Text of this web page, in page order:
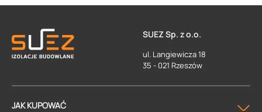
SUEZ Sp. z o.o.
ul. Langiewicza 18
35 - 021 Rzeszów
JAK KUPOWAĆ